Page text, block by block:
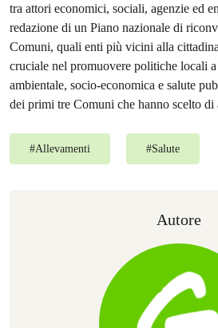
tra attori economici, sociali, agenzie ed
redazione di un Piano nazionale di
Comuni, quali enti più vicini alla
cruciale nel promuovere politiche locali
ambientale, socio-economica e salute
dei primi tre Comuni che hanno scelto di
#Allevamenti #Salute
Autore